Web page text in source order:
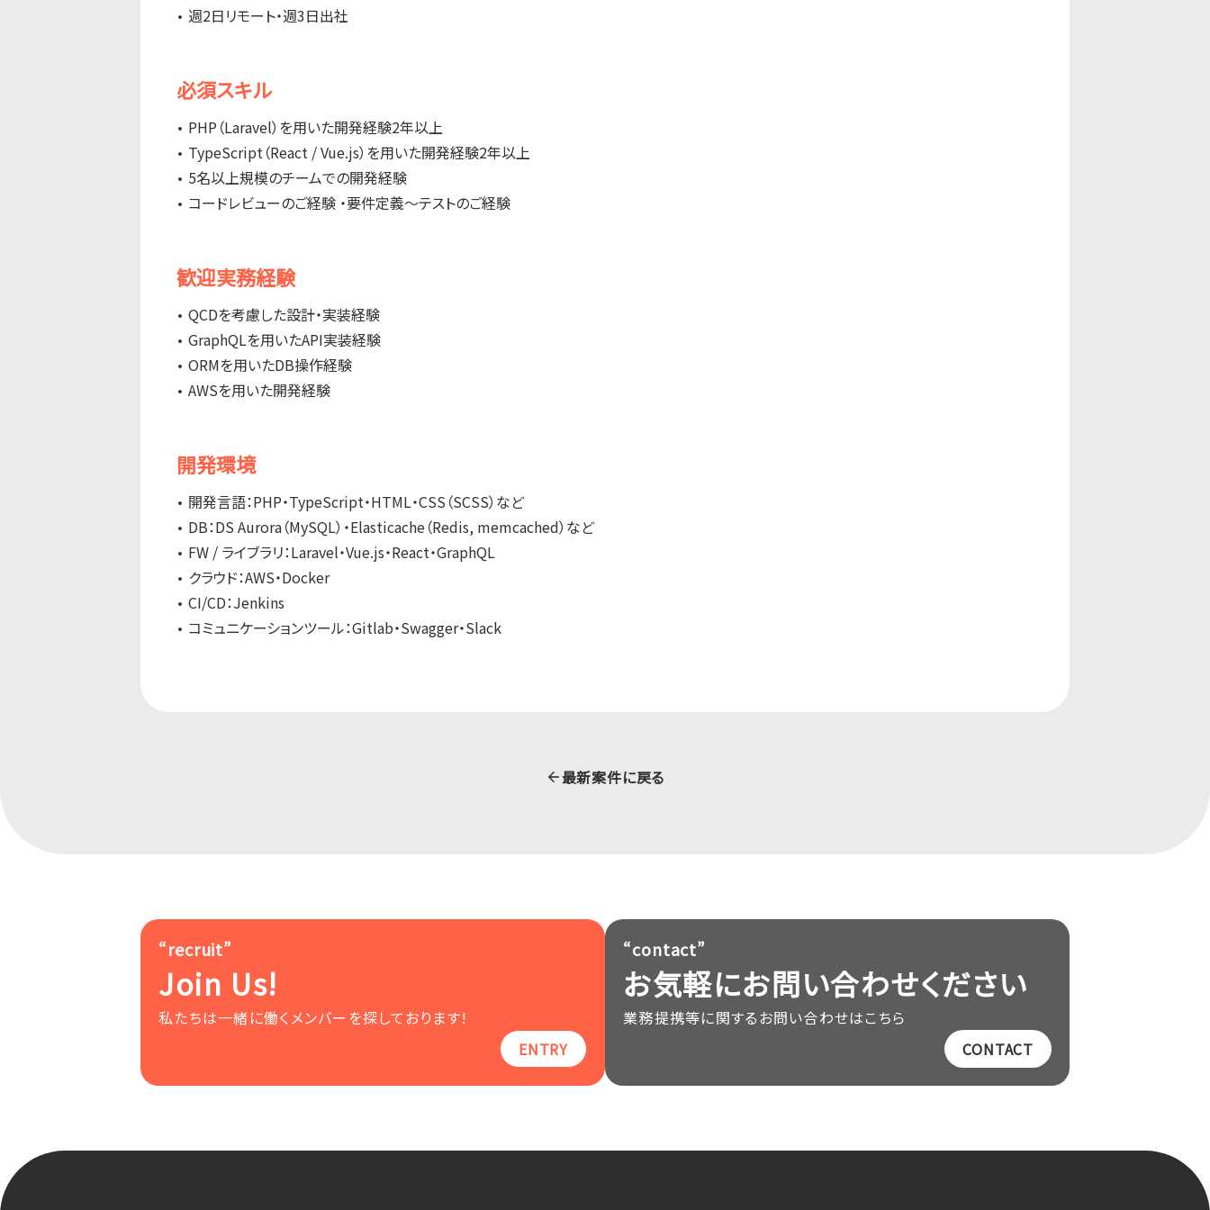
週2日リモート・週3日出社
必須スキル
PHP（Laravel）を用いた開発経験2年以上
TypeScript（React / Vue.js）を用いた開発経験2年以上
5名以上規模のチームでの開発経験
コードレビューのご経験 ・要件定義～テストのご経験
歓迎実務経験
QCDを考慮した設計・実装経験
GraphQLを用いたAPI実装経験
ORMを用いたDB操作経験
AWSを用いた開発経験
開発環境
開発言語：PHP・TypeScript・HTML・CSS（SCSS）など
DB：DS Aurora（MySQL）・Elasticache（Redis, memcached）など
FW / ライブラリ：Laravel・Vue.js・React・GraphQL
クラウド：AWS・Docker
CI/CD：Jenkins
コミュニケーションツール：Gitlab・Swagger・Slack
最新案件に戻る
“recruit”
Join Us!
私たちは一緒に働くメンバーを探しております!
ENTRY
“contact”
お気軽にお問い合わせください
業務提携等に関するお問い合わせはこちら
CONTACT